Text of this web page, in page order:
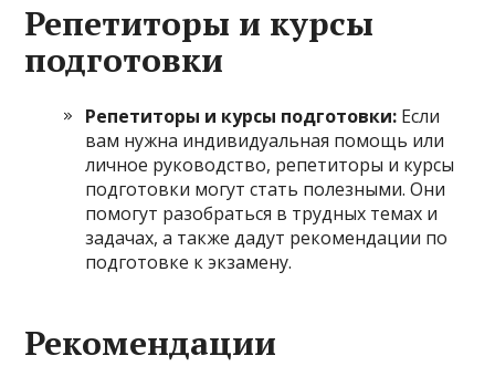
Репетиторы и курсы
подготовки
Репетиторы и курсы подготовки: Если
вам нужна индивидуальная помощь или
личное руководство, репетиторы и курсы
подготовки могут стать полезными. Они
помогут разобраться в трудных темах и
задачах, а также дадут рекомендации по
подготовке к экзамену.
Рекомендации